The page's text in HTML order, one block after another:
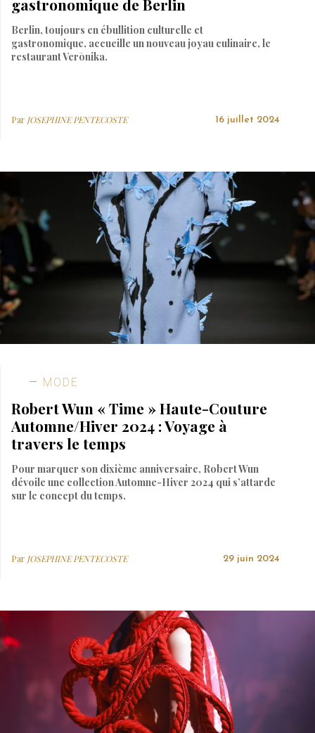
gastronomique de Berlin
Berlin, toujours en ébullition culturelle et
gastronomique, accueille un nouveau joyau culinaire, le
restaurant Verōnika.
Par JOSEPHINE PENTECOSTE 16 juillet 2024
MODE
Robert Wun « Time » Haute-Couture
Automne/Hiver 2024 : Voyage à
travers le temps
Pour marquer son dixième anniversaire, Robert Wun
dévoile une collection Automne-Hiver 2024 qui s’attarde
sur le concept du temps.
Par JOSEPHINE PENTECOSTE 29 juin 2024